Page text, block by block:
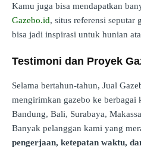
Kamu juga bisa mendapatkan
Gazebo.id, situs referensi seputar
bisa jadi inspirasi untuk hunian
Testimoni dan Proyek
Selama bertahun-tahun, Jual
mengirimkan gazebo ke berbagai
Bandung, Bali, Surabaya,
Banyak pelanggan kami yang
pengerjaan, ketepatan waktu,